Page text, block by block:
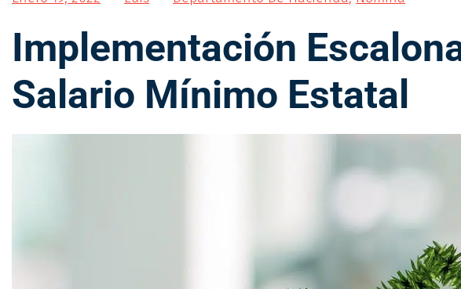
Implementación
Salario Mínimo Estatal